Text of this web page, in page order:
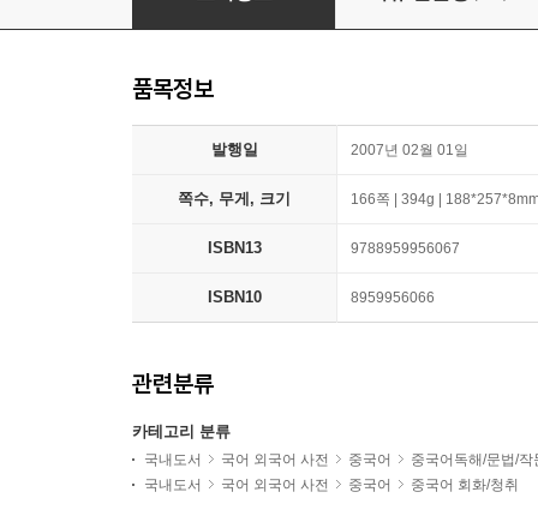
품목정보
발행일 2007년 02월 01일
쪽수, 무게, 크기 166쪽 | 394g |
ISBN13 9788959956067
ISBN10 8959956066
관련분류
카테고리 분류
국내도서 국어 외국어 사전 중국어
중국어독해/문법/작
국내도서
국어 외국어 사전 중국어 중국어 회화/청취